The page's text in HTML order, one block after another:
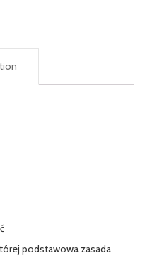
podstawowa zasada